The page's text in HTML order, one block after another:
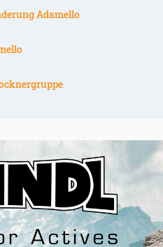
Adamello